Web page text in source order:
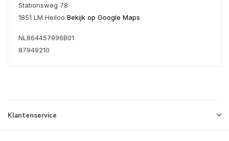
Stationsweg 78
1851 LM Heiloo Bekijk op Google Maps
NL864457996B01
87949210
Klantenservice